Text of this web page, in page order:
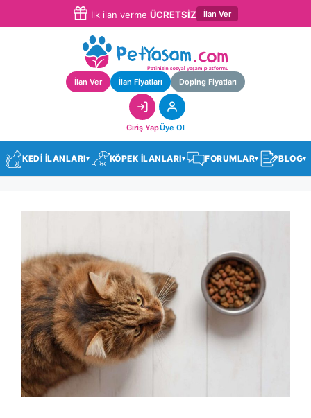
İlk ilan verme ÜCRETSİZ İlan Ver
İlan Ver İlan Fiyatları Doping Fiyatları
Giriş YapÜye Ol
KEDİ İLANLARI▾ KÖPEK İLANLARI▾ FORUMLAR▾ BLOG▾